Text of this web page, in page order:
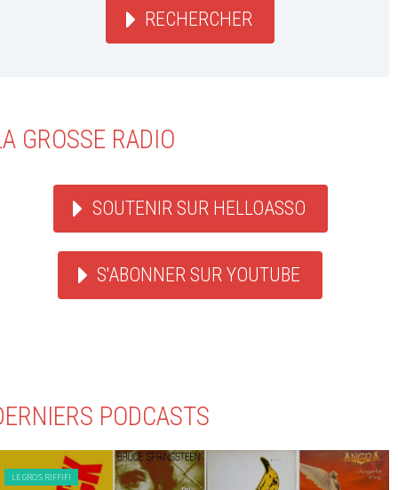
RECHERCHER
GROSSE RADIO
SOUTENIR SUR HELLOASSO
S'ABONNER SUR YOUTUBE
PODCASTS
LE GROS RIFFIFI